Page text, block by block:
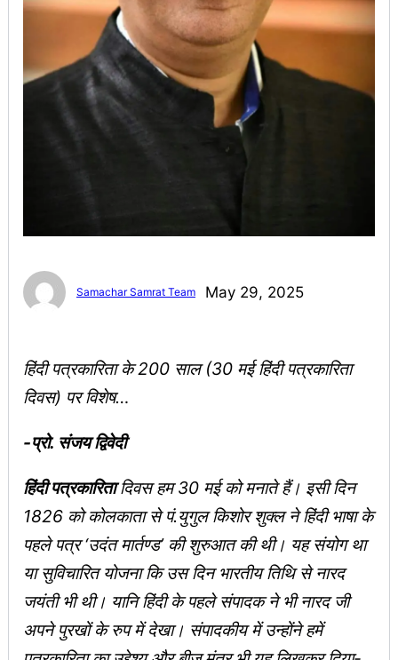
Samachar Samrat Team May 29, 2025
हिंदी पत्रकारिता के 200 साल (30 मई हिंदी पत्रकारिता
दिवस) पर विशेष…
-प्रो. संजय द्विवेदी
हिंदी पत्रकारितादिवस हम 30 मई को मनाते हैं। इसी दिन
1826 को कोलकाता से पं.युगुल किशोर शुक्ल ने हिंदी भाषा के
पहले पत्र ‘उदंत मार्तण्ड’ की शुरुआत की थी। यह संयोग था
या सुविचारित योजना कि उस दिन भारतीय तिथि से नारद
जयंती भी थी। यानि हिंदी के पहले संपादक ने भी नारद जी
अपने पुरखों के रुप में देखा। संपादकीय में उन्होंने हमें